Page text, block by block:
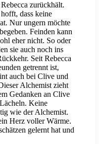
zurückhält.
dass keine
Nur ungern möchte
Feinden kann
eher nicht. So oder
sie auch noch ins
Seit Rebecca
getrennt ist,
auch bei Clive und
Alchemist zieht
Gedanken an Clive
Keine
wie der Alchemist.
Herz voller Wärme.
gelernt hat und